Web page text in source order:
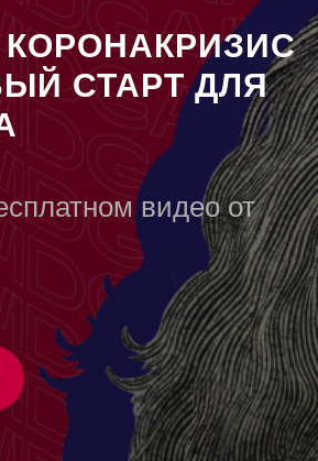
СТАРТ ДЛЯ
видео от